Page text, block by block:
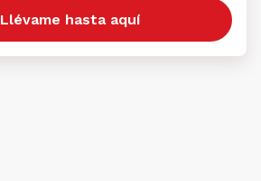
Llévame hasta aquí